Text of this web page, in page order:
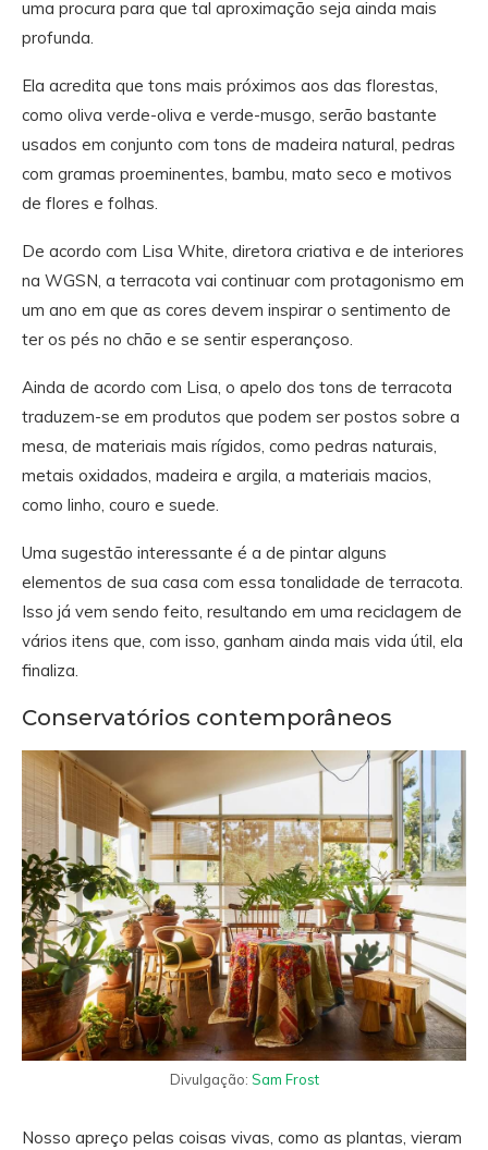
uma procura para que tal aproximação seja ainda mais
profunda.
Ela acredita que tons mais próximos aos das florestas,
como oliva verde-oliva e verde-musgo, serão bastante
usados em conjunto com tons de madeira natural, pedras
com gramas proeminentes, bambu, mato seco e motivos
de flores e folhas.
De acordo com Lisa White, diretora criativa e de interiores
na WGSN, a terracota vai continuar com protagonismo em
um ano em que as cores devem inspirar o sentimento de
ter os pés no chão e se sentir esperançoso.
Ainda de acordo com Lisa, o apelo dos tons de terracota
traduzem-se em produtos que podem ser postos sobre a
mesa, de materiais mais rígidos, como pedras naturais,
metais oxidados, madeira e argila, a materiais macios,
como linho, couro e suede.
Uma sugestão interessante é a de pintar alguns
elementos de sua casa com essa tonalidade de terracota.
Isso já vem sendo feito, resultando em uma reciclagem de
vários itens que, com isso, ganham ainda mais vida útil, ela
finaliza.
Conservatórios contemporâneos
Divulgação: Sam Frost
Nosso apreço pelas coisas vivas, como as plantas, vieram